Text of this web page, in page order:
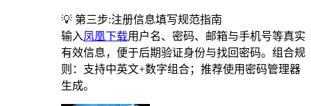
💡 第三步:注册信息填写规范指南
输入凤凰下载用户名、密码、邮箱与手机号等真实
有效信息，便于后期验证身份与找回密码。组合规
则：支持中英文+数字组合；推荐使用密码管理器
生成。